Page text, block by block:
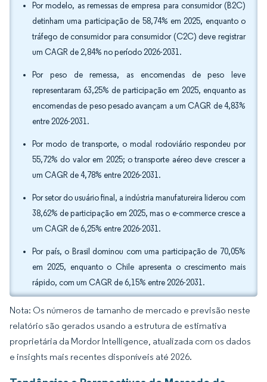
Por modelo, as remessas de empresa para consumidor (B2C)
detinham uma participação de 58,74% em 2025, enquanto o
tráfego de consumidor para consumidor (C2C) deve registrar
um CAGR de 2,84% no período 2026-2031.
Por peso de remessa, as encomendas de peso leve
representaram 63,25% de participação em 2025, enquanto as
encomendas de peso pesado avançam a um CAGR de 4,83%
entre 2026-2031.
Por modo de transporte, o modal rodoviário respondeu por
55,72% do valor em 2025; o transporte aéreo deve crescer a
um CAGR de 4,78% entre 2026-2031.
Por setor do usuário final, a indústria manufatureira liderou com
38,62% de participação em 2025, mas o e-commerce cresce a
um CAGR de 6,25% entre 2026-2031.
Por país, o Brasil dominou com uma participação de 70,05%
em 2025, enquanto o Chile apresenta o crescimento mais
rápido, com um CAGR de 6,15% entre 2026-2031.
Nota: Os números de tamanho de mercado e previsão neste
relatório são gerados usando a estrutura de estimativa
proprietária da Mordor Intelligence, atualizada com os dados
e insights mais recentes disponíveis até 2026.